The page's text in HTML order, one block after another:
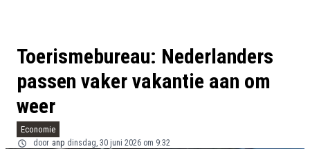
Toerismebureau: Nederlanders
passen vaker vakantie aan om
weer
Economie
door anp dinsdag, 30 juni 2026 om 9:32